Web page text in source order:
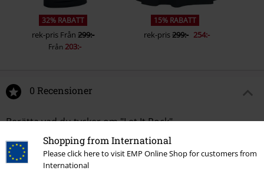
Shopping from International
Please click here to visit EMP Online Shop for customers from
International
32% RABATT
rek-pris Från299:-
Från 203:-
15% RABATT
rek-pris299:- 254:-
0 Recensioner
Berätta vad du tycker om "Let It Rock".
Skriv en recension